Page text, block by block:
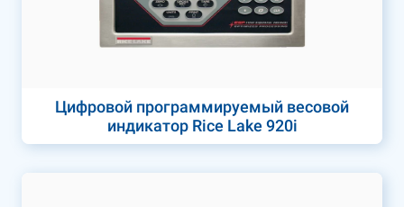
Цифровой программируемый весовой
индикатор Rice Lake 920i